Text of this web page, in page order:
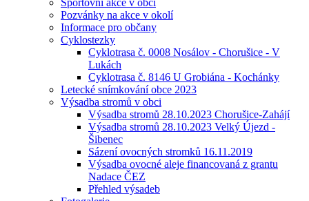
Sportovní akce v obci
Pozvánky na akce v okolí
Informace pro občany
Cyklostezky
Cyklotrasa č. 0008 Nosálov - Chorušice - V
Lukách
Cyklotrasa č. 8146 U Grobiána - Kochánky
Letecké snímkování obce 2023
Výsadba stromů v obci
Výsadba stromů 28.10.2023 Chorušice-Zahájí
Výsadba stromů 28.10.2023 Velký Újezd -
Šibenec
Sázení ovocných stromků 16.11.2019
Výsadba ovocné aleje financovaná z grantu
Nadace ČEZ
Přehled výsadeb